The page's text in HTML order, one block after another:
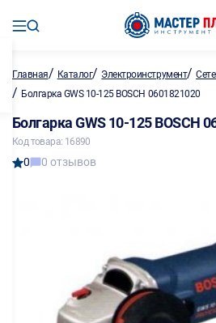
Главная/ Каталог/ Электроинструмент/
/ Болгарка GWS 10-125 BOSCH 0601821020
Болгарка GWS 10-125 BOSCH
Код товара: 16890
0 0 отзывов